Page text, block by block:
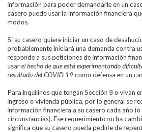
información para poder demandarle en un
casero puede usar la información financiera
modos.
Si su casero quiere iniciar un caso de
probablemente iniciará una demanda contra
responde a sus peticiones de información
usarel hecho de que está experimentando
resultado del COVID-19como defensa en un
Para inquilinos que tengan Sección 8 o vivan
ingreso o vivienda pública, por lo general se
información financiera a su casero cada año
circunstancias). Ese requerimiento no ha
significa que su casero pueda pedirle de